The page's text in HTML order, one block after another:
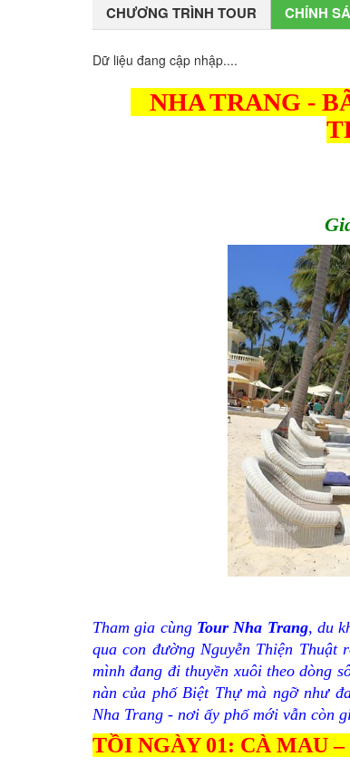
CHƯƠNG TRÌNH TOUR CHÍNH
Dữ liệu đang cập nhập....
NHA TRANG -
Tham gia cùng Tour Nha Trang, du
qua con đường Nguyễn Thiện
mình đang đi thuyền xuôi theo dòng
nàn của phố Biệt Thự mà ngỡ như
Nha Trang - nơi ấy phố mới vẫn còn
TỒI NGÀY 01: CÀ MAU